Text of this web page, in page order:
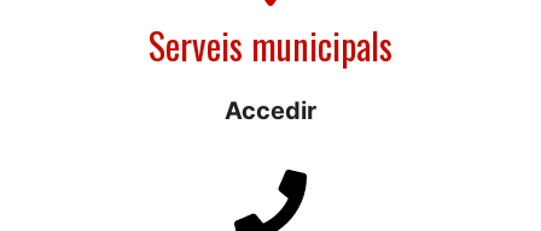
Serveis municipals
Accedir